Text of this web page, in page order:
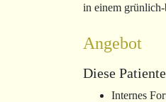
in einem
Angebot
Diese
Internes